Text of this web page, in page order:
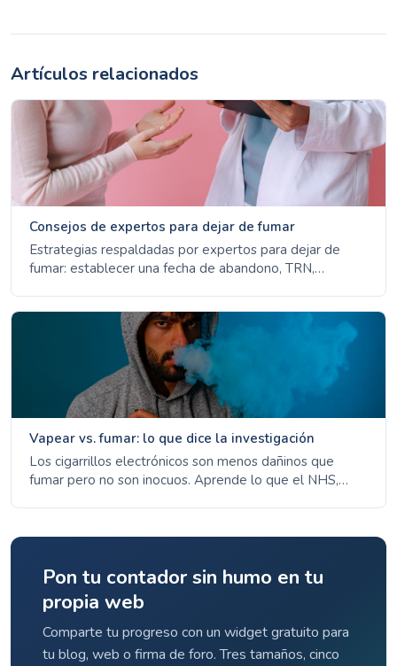
Artículos relacionados
Consejos de expertos para dejar de fumar
Estrategias respaldadas por expertos para dejar de
fumar: establecer una fecha de abandono, TRN,
Vapear vs. fumar: lo que dice la investigación
Los cigarrillos electrónicos son menos dañinos que
fumar pero no son inocuos. Aprende lo que el NHS,
Pon tu contador sin humo en tu
propia web
Comparte tu progreso con un widget gratuito para
tu blog, web o firma de foro. Tres tamaños, cinco